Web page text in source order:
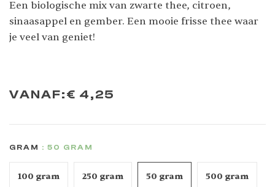
Een biologische mix van zwarte thee, citroen,
sinaasappel en gember. Een mooie frisse thee waar
je veel van geniet!
VANAF:€ 4,25
GRAM : 50 GRAM
100 gram 250 gram 50 gram 500 gram